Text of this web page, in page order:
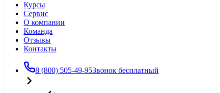
Курсы
Сервис
О компании
Команда
Отзывы
Контакты
8 (800) 505-49-95Звонок бесплатный